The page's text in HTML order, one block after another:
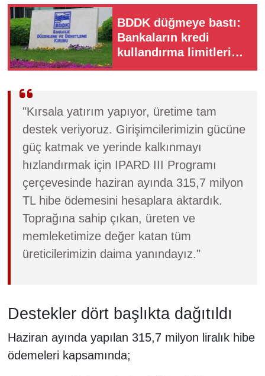
BDDK düğmeye bastı:
Bankaların kredi
kullandırma limitleri
"Kırsala yatırım yapıyor, üretime tam
destek veriyoruz. Girişimcilerimizin gücüne
güç katmak ve yerinde kalkınmayı
hızlandırmak için IPARD III Programı
çerçevesinde haziran ayında 315,7 milyon
TL hibe ödemesini hesaplara aktardık.
Toprağına sahip çıkan, üreten ve
memleketimize değer katan tüm
üreticilerimizin daima yanındayız."
Destekler dört başlıkta dağıtıldı
Haziran ayında yapılan 315,7 milyon liralık hibe
ödemeleri kapsamında;